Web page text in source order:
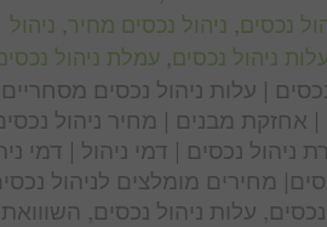
נכסים, ניהול נכסים מחיר, ניהול
עלות ניהול נכסים, עמלת ניהול
| עלות ניהול נכסים
| אחזקת מבנים | מחיר ניהול
ניהול נכסים | דמי ניהול | דמי
מחירים מומלצים לניהול
עלות ניהול נכסים,